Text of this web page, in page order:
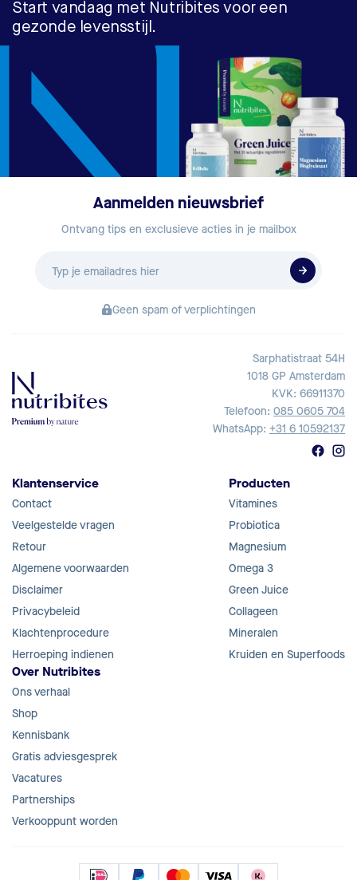
Start vandaag met Nutribites voor een
gezonde levensstijl.
Aanmelden nieuwsbrief
Ontvang tips en exclusieve acties in je mailbox
Geen spam of verplichtingen
Sarphatistraat 54H
1018 GP Amsterdam
KVK: 66911370
Telefoon: 085 0605 704
WhatsApp: +31 6 10592137
Klantenservice
Contact
Veelgestelde vragen
Retour
Algemene voorwaarden
Disclaimer
Privacybeleid
Klachtenprocedure
Herroeping indienen
Producten
Vitamines
Probiotica
Magnesium
Omega 3
Green Juice
Collageen
Mineralen
Kruiden en Superfoods
Over Nutribites
Ons verhaal
Shop
Kennisbank
Gratis adviesgesprek
Vacatures
Partnerships
Verkooppunt worden